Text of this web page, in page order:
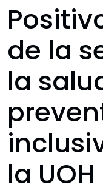
de la
la
la UOH